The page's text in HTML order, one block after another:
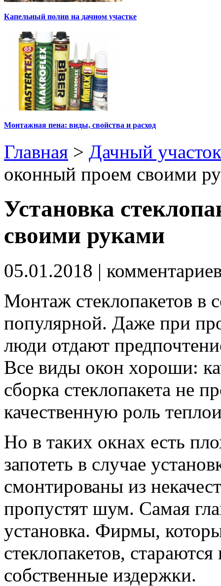
Капельный полив на дачном участке
Монтажная пена: виды, свойства и расход
Главная > Дачный участок
оконный проем своими
Установка
своими руками
05.01.2018 |
Монтаж стеклопакетов в
популярной. Даже при
люди отдают
Все виды окон хороши:
сборка стеклопакета не
качественную роль
Но в таких окнах есть
запотеть в случае
смонтированы из
пропустят шум. Самая
установка. Фирмы,
стеклопакетов,
собственные издержки.